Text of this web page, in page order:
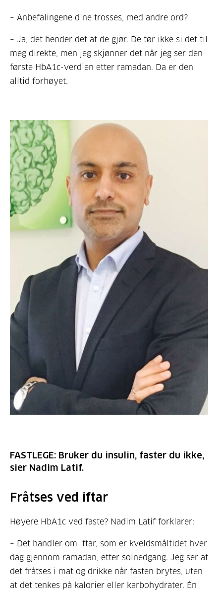
– Anbefalingene dine trosses, med andre ord?
– Ja, det hender det at de gjør. De tør ikke si det til
meg direkte, men jeg skjønner det når jeg ser den
første HbA1c-verdien etter ramadan. Da er den
alltid forhøyet.
FASTLEGE: Bruker du insulin, faster du ikke,
sier Nadim Latif.
Fråtses ved iftar
Høyere HbA1c ved faste? Nadim Latif forklarer:
– Det handler om iftar, som er kveldsmåltidet hver
dag gjennom ramadan, etter solnedgang. Jeg ser at
det fråtses i mat og drikke når fasten brytes, uten
at det tenkes på kalorier eller karbohydrater. Én